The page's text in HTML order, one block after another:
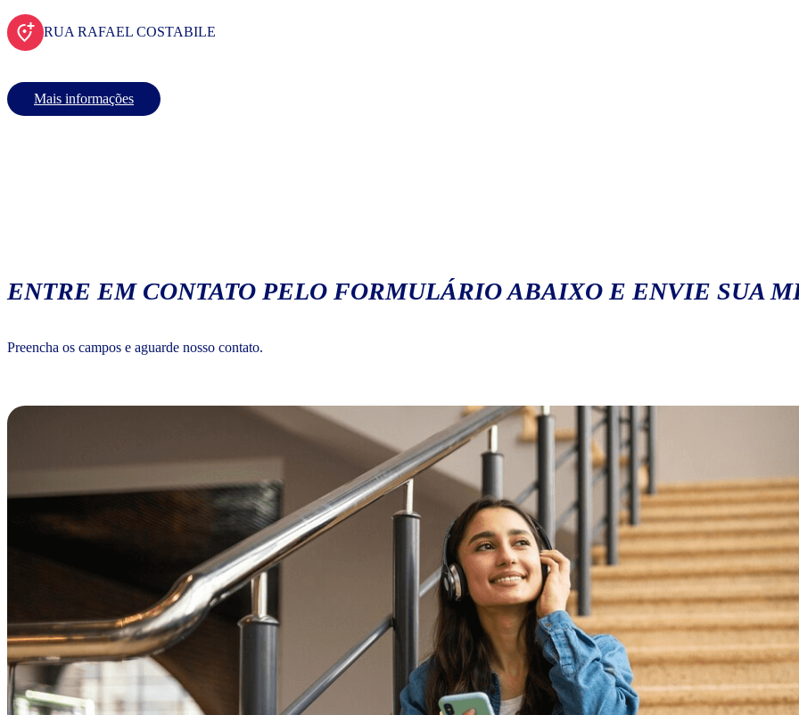
RUA RAFAEL COSTABILE
Mais informações
ENTRE EM CONTATO PELO FORMULÁRIO ABAIXO E ENVIE SUA
Preencha os campos e aguarde nosso contato.